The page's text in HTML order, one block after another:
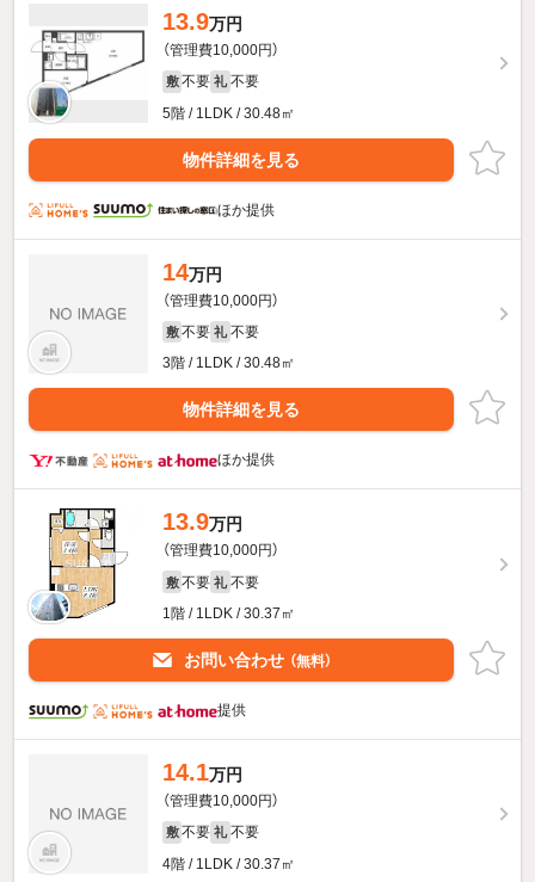
13.9万円
（管理費10,000円）
敷 不要 礼 不要
5階 / 1LDK / 30.48㎡
物件詳細を見る
ほか提供
14万円
（管理費10,000円）
敷 不要 礼 不要
3階 / 1LDK / 30.48㎡
物件詳細を見る
ほか提供
13.9万円
（管理費10,000円）
敷 不要 礼 不要
1階 / 1LDK / 30.37㎡
お問い合わせ （無料）
提供
14.1万円
（管理費10,000円）
敷 不要 礼 不要
4階 / 1LDK / 30.37㎡